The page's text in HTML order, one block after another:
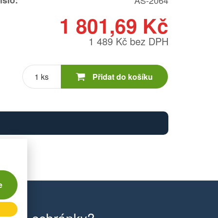
1 801,69 Kč
1 489 Kč bez DPH
Počet
Přidat do košíku